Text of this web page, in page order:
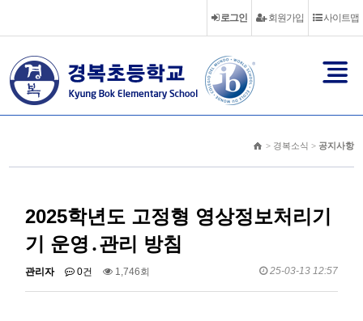
사이트맵
회원가입
로그인
> 경복소식 > 공지사항
2025학년도 고정형 영상정보처리기
기 운영․관리 방침
관리자 0건 1,746회 25-03-13 12:57